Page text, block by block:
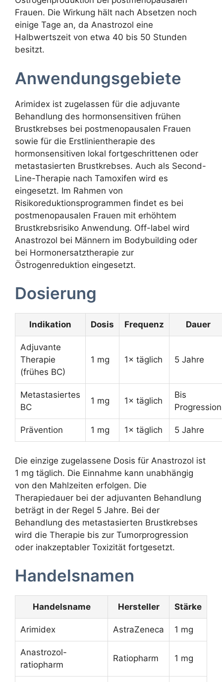
Frauen. Die Wirkung hält nach Absetzen noch
einige Tage an, da Anastrozol eine
Halbwertszeit von etwa 40 bis 50 Stunden
besitzt.
Anwendungsgebiete
Arimidex ist zugelassen für die adjuvante
Behandlung des hormonsensitiven frühen
Brustkrebses bei postmenopausalen Frauen
sowie für die Erstlinientherapie des
hormonsensitiven lokal fortgeschrittenen oder
metastasierten Brustkrebses. Auch als Second-
Line-Therapie nach Tamoxifen wird es
eingesetzt. Im Rahmen von
Risikoreduktionsprogrammen findet es bei
postmenopausalen Frauen mit erhöhtem
Brustkrebsrisiko Anwendung. Off-label wird
Anastrozol bei Männern im Bodybuilding oder
bei Hormonersatztherapie zur
Östrogenreduktion eingesetzt.
Dosierung
Indikation Dosis Frequenz Dauer
Adjuvante
Therapie
(frühes BC)
1 mg 1× täglich 5 Jahre
Metastasiertes
BC
1 mg 1× täglich
Bis
Progression
Prävention 1 mg 1× täglich 5 Jahre
Die einzige zugelassene Dosis für Anastrozol ist
1 mg täglich. Die Einnahme kann unabhängig
von den Mahlzeiten erfolgen. Die
Therapiedauer bei der adjuvanten Behandlung
beträgt in der Regel 5 Jahre. Bei der
Behandlung des metastasierten Brustkrebses
wird die Therapie bis zur Tumorprogression
oder inakzeptabler Toxizität fortgesetzt.
Handelsnamen
Handelsname Hersteller Stärke
Arimidex AstraZeneca 1 mg
Anastrozol-
ratiopharm
Ratiopharm 1 mg